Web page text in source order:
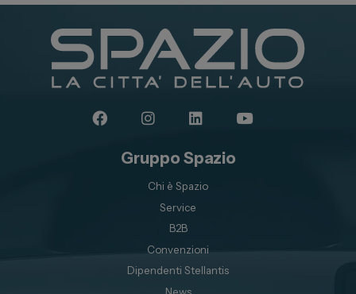
Gruppo Spazio
Chi è Spazio
Service
B2B
Convenzioni
Dipendenti Stellantis